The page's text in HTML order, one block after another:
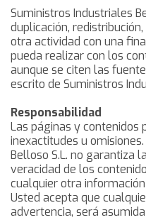
Suministros Industriales
duplicación,
otra actividad con una
pueda realizar con los
aunque se citen las
escrito de Suministros
Responsabilidad
Las páginas y contenidos
inexactitudes u
Belloso S.L. no garantiza
veracidad de los
cualquier otra
Usted acepta que
advertencia, será